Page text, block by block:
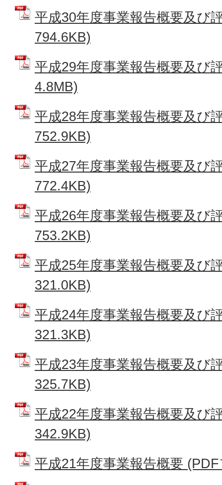
平成30年度事業報告概要及び
794.6KB)
平成29年度事業報告概要及び
4.8MB)
平成28年度事業報告概要及び
752.9KB)
平成27年度事業報告概要及び
772.4KB)
平成26年度事業報告概要及び
753.2KB)
平成25年度事業報告概要及び
321.0KB)
平成24年度事業報告概要及び
321.3KB)
平成23年度事業報告概要及び
325.7KB)
平成22年度事業報告概要及び
342.9KB)
平成21年度事業報告概要